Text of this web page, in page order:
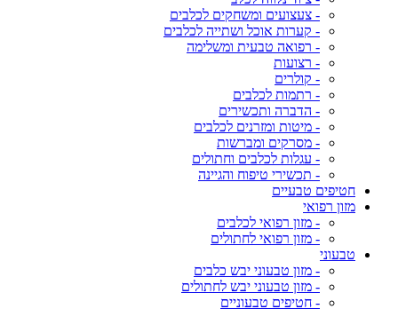
- צעצועים ומשחקים לכלבים
- קערות אוכל ושתייה לכלבים
- רפואה טבעית ומשלימה
- רצועות
- קולרים
- רתמות לכלבים
- הדברה ותכשירים
- מיטות ומזרנים לכלבים
- מסרקים ומברשות
- עגלות לכלבים וחתולים
- תכשירי טיפוח והגיינה
חטיפים טבעיים
מזון רפואי
- מזון רפואי לכלבים
- מזון רפואי לחתולים
טבעוני
- מזון טבעוני יבש כלבים
- מזון טבעוני יבש לחתולים
- חטיפים טבעוניים